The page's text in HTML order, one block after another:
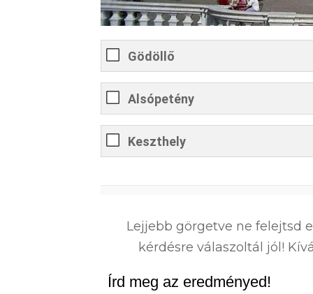
Gödöllő
Alsópetény
Keszthely
Lejjebb görgetve ne felejtsd
kérdésre válaszoltál jól!
Írd meg az eredményed!